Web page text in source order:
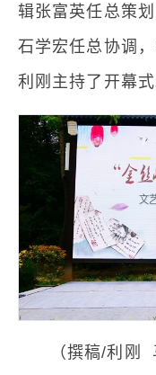
辑张富英任总策
石学宏任总协调
利刚主持了开幕式
（撰稿/利